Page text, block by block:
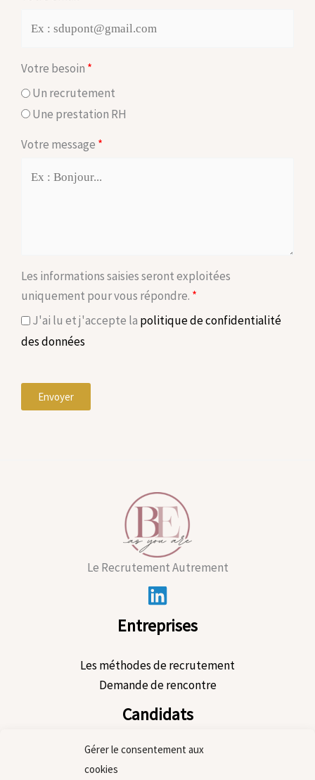
Gérer le consentement aux
cookies
Votre besoin
Un recrutement
Une prestation RH
Votre message
Les informations saisies seront exploitées
uniquement pour vous répondre.
J'ai lu et j'accepte la politique de confidentialité
des données
Envoyer
Le Recrutement Autrement
Entreprises
Les méthodes de recrutement
Demande de rencontre
Candidats
Le process de recrutement
Les offres d’emploi